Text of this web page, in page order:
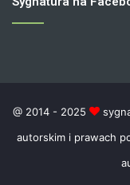
@ 2014 - 2025
autorskim i prawach